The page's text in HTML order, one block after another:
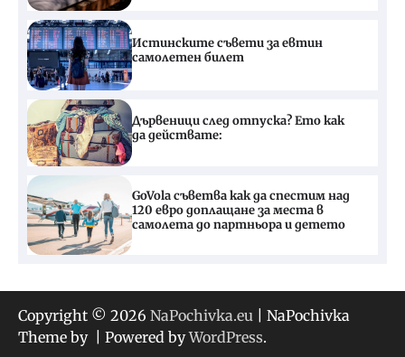
Истинските съвети за евтин
самолетен билет
Дървеници след отпуска? Ето как
да действате:
GoVola съветва как да спестим над
120 евро доплащане за места в
самолета до партньора и детето
Copyright © 2026 NaPochivka.eu | NaPochivka
Theme by
| Powered byWordPress.